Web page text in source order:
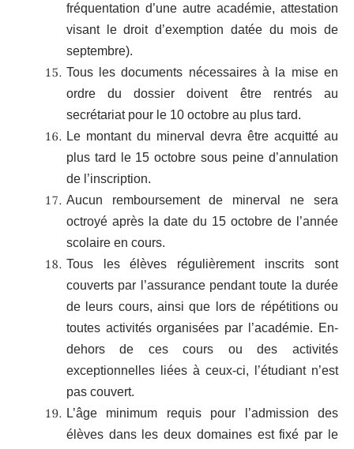
fréquentation d’une autre académie, attestation
visant le droit d’exemption datée du mois de
septembre).
Tous les documents nécessaires à la mise en
ordre du dossier doivent être rentrés au
secrétariat pour le 10 octobre au plus tard.
Le montant du minerval devra être acquitté au
plus tard le 15 octobre sous peine d’annulation
de l’inscription.
Aucun remboursement de minerval ne sera
octroyé après la date du 15 octobre de l’année
scolaire en cours.
Tous les élèves régulièrement inscrits sont
couverts par l’assurance pendant toute la durée
de leurs cours, ainsi que lors de répétitions ou
toutes activités organisées par l’académie. En-
dehors de ces cours ou des activités
exceptionnelles liées à ceux-ci, l’étudiant n’est
pas couvert.
L’âge minimum requis pour l’admission des
élèves dans les deux domaines est fixé par le